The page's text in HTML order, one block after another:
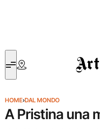
Artribune
HOME›DAL MONDO
A Pristina una